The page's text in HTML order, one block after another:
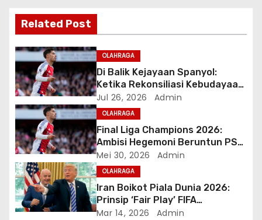
i
p
o
s
Related Post
OLAHRAGA
Di Balik Kejayaan Spanyol:
Ketika Rekonsiliasi Kebudayaan
Meruntuhkan Ego Kedaerahan
Jul 26, 2026 Admin
OLAHRAGA
Final Liga Champions 2026:
Ambisi Hegemoni Beruntun PSG
Ditantang Misi Sejarah Baru
Arsenal di Budapest
Mei 30, 2026 Admin
OLAHRAGA
Iran Boikot Piala Dunia 2026:
Prinsip ‘Fair Play’ FIFA
Dipertaruhkan di Amerika
Mar 14, 2026 Admin